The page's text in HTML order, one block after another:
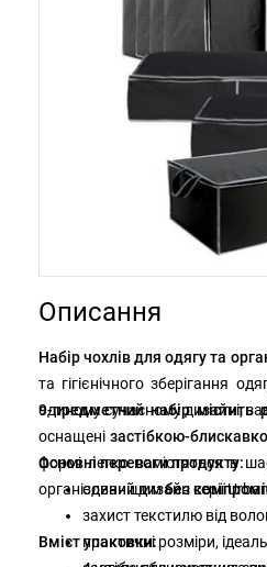
Описання
Набір чохлів для одягу та
та гігієнічного зберігання
єдиному сучасному дизайні,
9-предметний набір містить
оснащені застібкою-
формі легко помістяться в
організованішимбез
Основні переваги продукту:
єдиний дизайн серії
захист текстилю від
практичні розміри,
Вміст упаковки: